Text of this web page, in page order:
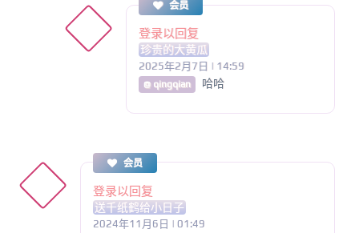
会员
登录以回复
珍贵的大黄瓜
2025年2月7日 | 14:59
@ qingqian 哈哈
会员
登录以回复
送千纸鹤给小日子
2024年11月6日 | 01:49